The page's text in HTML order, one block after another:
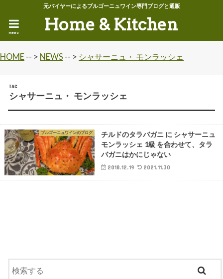
元バイヤーによるブルゴーニュワイン専門ブログと通販
Home & Kitchen
menu
HOME -- > NEWS -- > シャサーニュ・ モンラッシェ
TAG
シャサーニュ・ モンラッシェ
ブルゴーニュワインのブログ
チルドのタラバガニ に シャサーニュ
モンラッシェ 1級 を合わせて、タラ
バガニはかにじゃない
2018.12.19 2021.11.30